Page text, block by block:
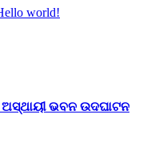
world!
ଭବନ ଉଦଘାଟନ